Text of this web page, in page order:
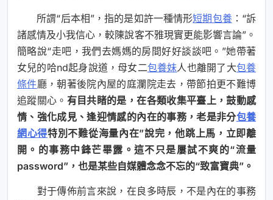
所謂“后本相”，指的是如許一種情形短期包養：“訴
諸感情及小我信心，較陳說客不雅現實更能影響言論”。
簡略說“走吧，我們去媽媽的房間好好談談吧。”她帶著
女兒的哈nd起身說道，母女二包養妹人也離開了大包養
條件廳，朝著後院內屋的庭瀾院走去，帶節拍更不難博
追蹤關心。 有目共睹的是，在各類收集平臺上，鼓動感
情、強化成見、逢迎情感的內在的事務，老是非分包養
網心得特別不難從海量內在”說完，他跳上馬，立即離
開。的事務中鋒芒畢露。這不只是屢試不爽的“流量
password”，也是某些自媒體念念不忘的“致富寶典”。
對于傳佈前言來說，在良多時辰，不是內在的事務